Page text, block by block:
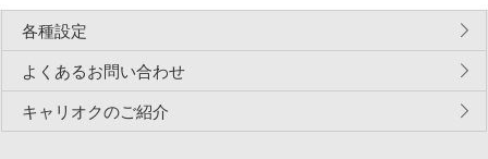
各種設定
よくあるお問い合わせ
キャリオクのご紹介